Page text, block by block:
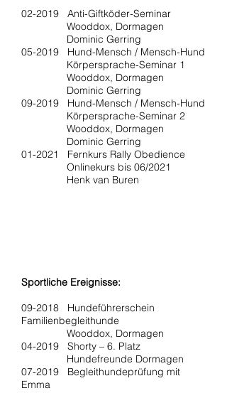
02-2019 Anti-Giftköder-Seminar
Wooddox, Dormagen
Dominic Gerring
05-2019 Hund-Mensch / Mensch-Hund
Körpersprache-Seminar 1
Wooddox, Dormagen
Dominic Gerring
09-2019 Hund-Mensch / Mensch-Hund
Körpersprache-Seminar 2
Wooddox, Dormagen
Dominic Gerring
01-2021 Fernkurs Rally Obedience
Onlinekurs bis 06/2021
Henk van Buren
Sportliche Ereignisse:
09-2018 Hundeführerschein
Familienbegleithunde
Wooddox, Dormagen
04-2019 Shorty – 6. Platz
Hundefreunde Dormagen
07-2019 Begleithundeprüfung mit
Emma